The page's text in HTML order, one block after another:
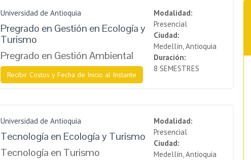
Universidad de Antioquia
Pregrado en Gestión en Ecología y
Turismo
Pregrado en Gestión Ambiental
Recibir Costos y Fecha de Inicio al Instante
Modalidad:
Presencial
Ciudad:
Medellín, Antioquia
Duración:
8 SEMESTRES
Universidad de Antioquia
Tecnología en Ecología y Turismo
Tecnología en Turismo
Modalidad:
Presencial
Ciudad:
Medellín, Antioquia